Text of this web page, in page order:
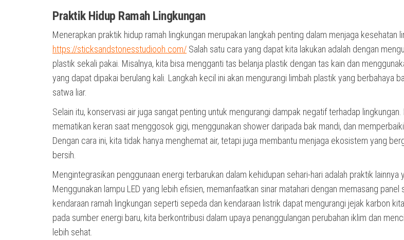
Praktik Hidup Ramah Lingkungan
Menerapkan praktik hidup ramah lingkungan merupakan langkah penting dalam menjaga kesehatan
https://sticksandstonesstudiooh.com/ Salah satu cara yang dapat kita lakukan adalah dengan
plastik sekali pakai. Misalnya, kita bisa mengganti tas belanja plastik dengan tas kain dan
yang dapat dipakai berulang kali. Langkah kecil ini akan mengurangi limbah plastik yang berbahaya
satwa liar.
Selain itu, konservasi air juga sangat penting untuk mengurangi dampak negatif terhadap lingkungan.
mematikan keran saat menggosok gigi, menggunakan shower daripada bak mandi, dan
Dengan cara ini, kita tidak hanya menghemat air, tetapi juga membantu menjaga ekosistem yang
bersih.
Mengintegrasikan penggunaan energi terbarukan dalam kehidupan sehari-hari adalah praktik lainnya
Menggunakan lampu LED yang lebih efisien, memanfaatkan sinar matahari dengan memasang panel
kendaraan ramah lingkungan seperti sepeda dan kendaraan listrik dapat mengurangi jejak karbon
pada sumber energi baru, kita berkontribusi dalam upaya penanggulangan perubahan iklim dan
lebih sehat.